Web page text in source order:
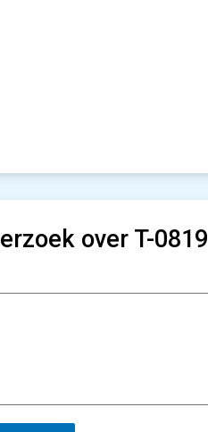
over T-0819